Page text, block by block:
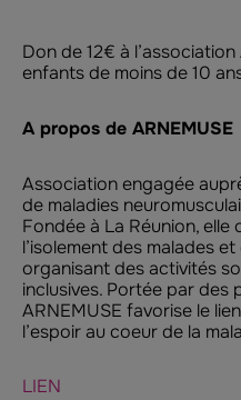
Don de 12€ à
enfants de moins de 10
A propos de ARNEMUSE
Association engagée
de maladies
Fondée à La Réunion,
l’isolement des malades
organisant des activités
inclusives. Portée par des
ARNEMUSE favorise le
l’espoir au coeur de la
LIEN